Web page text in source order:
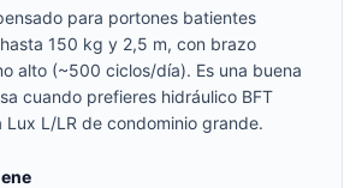
para portones batientes
150 kg y 2,5 m, con brazo
alto (~500 ciclos/día). Es una buena
cuando prefieres hidráulico BFT
Lux L/LR de condominio grande.